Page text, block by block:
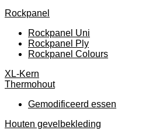
Rockpanel
Rockpanel Uni
Rockpanel Ply
Rockpanel Colours
XL-Kern
Thermohout
Gemodificeerd essen
Houten gevelbekleding